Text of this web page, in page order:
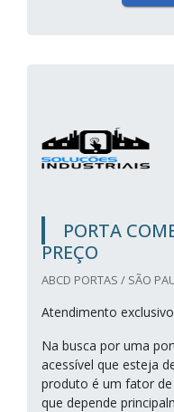
PORTA
PREÇO
ABCD PORTAS / SÃO
Atendimento
Na busca por uma
acessível que esteja
produto é um fator
que depende